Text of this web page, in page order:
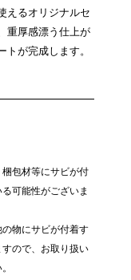
えるオリジナルセ
重厚感漂う仕上が
が完成します。
梱包材等にサビが付
可能性がございま
の物にサビが付着す
ので、お取り扱い